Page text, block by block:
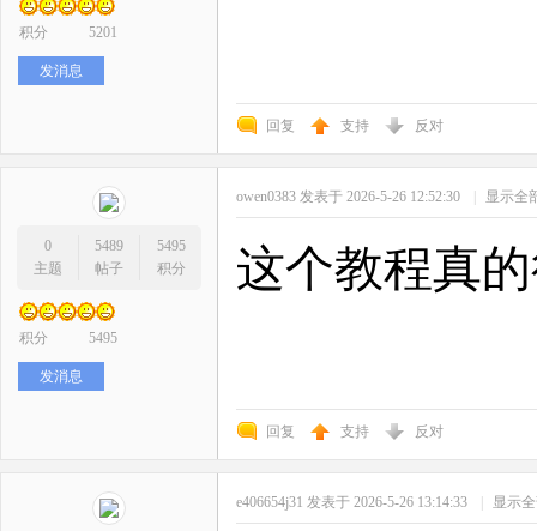
积分 5201
发消息
回复 支持 反对
0
主题
5489
帖子
5495
积分
积分 5495
发消息
owen0383 发表于 2026-5-26 12:52:30 | 显示全
这个教程真
回复 支持 反对
e406654j31 发表于 2026-5-26 13:14:33 | 显示